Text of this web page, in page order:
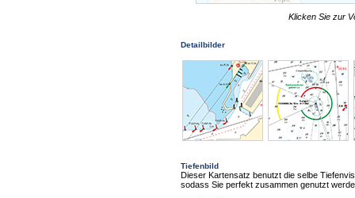
Klicken Sie zur
Detailbilder
Tiefenbild
Dieser Kartensatz benutzt die selbe
sodass Sie perfekt zusammen genutzt